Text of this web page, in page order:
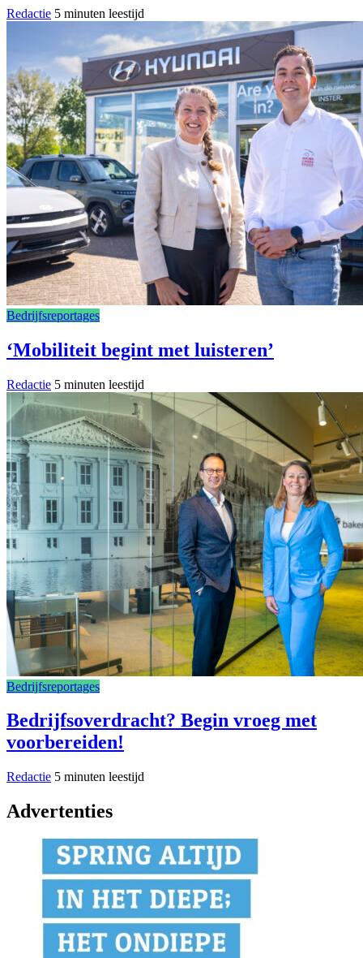
Redactie 5 minuten leestijd
Bedrijfsreportages
‘Mobiliteit begint met luisteren’
Redactie 5 minuten leestijd
Bedrijfsreportages
Bedrijfsoverdracht? Begin vroeg met
voorbereiden!
Redactie 5 minuten leestijd
Advertenties